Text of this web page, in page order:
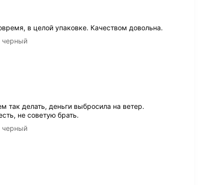
в целой упаковке. Качеством довольна.
черный
так делать, деньги выбросила на ветер.
не советую брать.
черный